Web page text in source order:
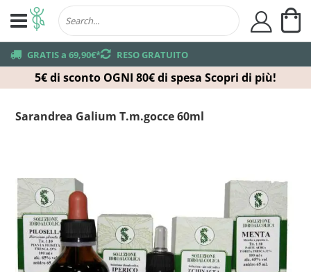
5€ di sconto OGNI 80€ di spesa Scopri di più!
truck GRATIS a 69,90€*returns RESO GRATUITO
user
Sarandrea Galium T.m.gocce 60ml